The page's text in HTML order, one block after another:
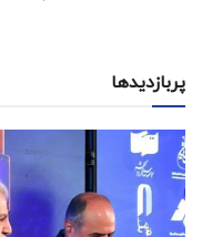
پربازدیدها